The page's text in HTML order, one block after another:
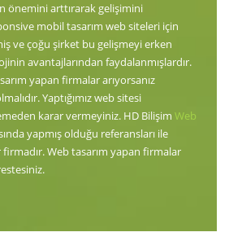
önemini arttırarak gelişimini
mobil tasarım web siteleri için
ve çoğu şirket bu gelişmeyi erken
avantajlarından faydalanmışlardır.
yapan firmalar arıyorsanız
Yaptığımız web sitesi
karar vermeyiniz. HD Bilişim Web
yapmış olduğu referansları ile
firmadır. Web tasarım yapan firmalar